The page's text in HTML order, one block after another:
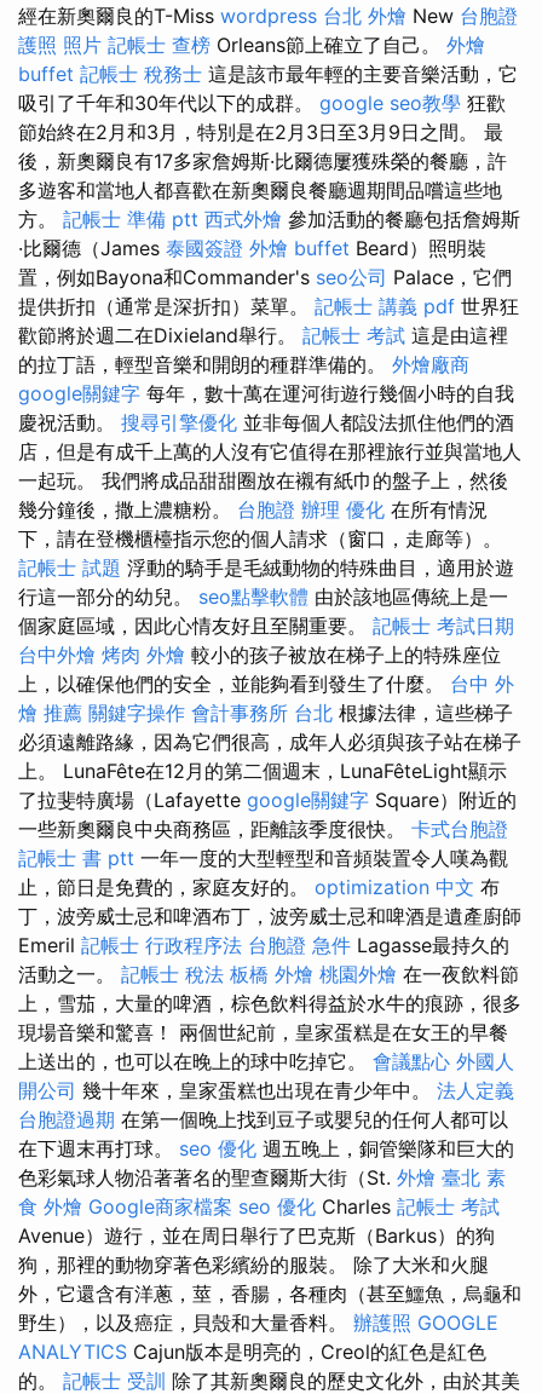
經在新奧爾良的T-Miss wordpress 台北 外燴 New 台胞證
護照 照片 記帳士 查榜 Orleans節上確立了自己。 外燴
buffet 記帳士 稅務士 這是該市最年輕的主要音樂活動，它
吸引了千年和30年代以下的成群。 google seo教學 狂歡
節始終在2月和3月，特別是在2月3日至3月9日之間。 最
後，新奧爾良有17多家詹姆斯·比爾德屢獲殊榮的餐廳，許
多遊客和當地人都喜歡在新奧爾良餐廳週期間品嚐這些地
方。 記帳士 準備 ptt 西式外燴 參加活動的餐廳包括詹姆斯
·比爾德（James 泰國簽證 外燴 buffet Beard）照明裝
置，例如Bayona和Commander's seo公司 Palace，它們
提供折扣（通常是深折扣）菜單。 記帳士 講義 pdf 世界狂
歡節將於週二在Dixieland舉行。 記帳士 考試 這是由這裡
的拉丁語，輕型音樂和開朗的種群準備的。 外燴廠商
google關鍵字 每年，數十萬在運河街遊行幾個小時的自我
慶祝活動。 搜尋引擎優化 並非每個人都設法抓住他們的酒
店，但是有成千上萬的人沒有它值得在那裡旅行並與當地人
一起玩。 我們將成品甜甜圈放在襯有紙巾的盤子上，然後
幾分鐘後，撒上濃糖粉。 台胞證 辦理 優化 在所有情況
下，請在登機櫃檯指示您的個人請求（窗口，走廊等）。
記帳士 試題 浮動的騎手是毛絨動物的特殊曲目，適用於遊
行這一部分的幼兒。 seo點擊軟體 由於該地區傳統上是一
個家庭區域，因此心情友好且至關重要。 記帳士 考試日期
台中外燴 烤肉 外燴 較小的孩子被放在梯子上的特殊座位
上，以確保他們的安全，並能夠看到發生了什麼。 台中 外
燴 推薦 關鍵字操作 會計事務所 台北 根據法律，這些梯子
必須遠離路緣，因為它們很高，成年人必須與孩子站在梯子
上。 LunaFête在12月的第二個週末，LunaFêteLight顯示
了拉斐特廣場（Lafayette google關鍵字 Square）附近的
一些新奧爾良中央商務區，距離該季度很快。 卡式台胞證
記帳士 書 ptt 一年一度的大型輕型和音頻裝置令人嘆為觀
止，節日是免費的，家庭友好的。 optimization 中文 布
丁，波旁威士忌和啤酒布丁，波旁威士忌和啤酒是遺產廚師
Emeril 記帳士 行政程序法 台胞證 急件 Lagasse最持久的
活動之一。 記帳士 稅法 板橋 外燴 桃園外燴 在一夜飲料節
上，雪茄，大量的啤酒，棕色飲料得益於水牛的痕跡，很多
現場音樂和驚喜！ 兩個世紀前，皇家蛋糕是在女王的早餐
上送出的，也可以在晚上的球中吃掉它。 會議點心 外國人
開公司 幾十年來，皇家蛋糕也出現在青少年中。 法人定義
台胞證過期 在第一個晚上找到豆子或嬰兒的任何人都可以
在下週末再打球。 seo 優化 週五晚上，銅管樂隊和巨大的
色彩氣球人物沿著著名的聖查爾斯大街（St. 外燴 臺北 素
食 外燴 Google商家檔案 seo 優化 Charles 記帳士 考試
Avenue）遊行，並在周日舉行了巴克斯（Barkus）的狗
狗，那裡的動物穿著色彩繽紛的服裝。 除了大米和火腿
外，它還含有洋蔥，莖，香腸，各種肉（甚至鱷魚，烏龜和
野生），以及癌症，貝殼和大量香料。 辦護照 GOOGLE
ANALYTICS Cajun版本是明亮的，Creol的紅色是紅色
的。 記帳士 受訓 除了其新奧爾良的歷史文化外，由於其美